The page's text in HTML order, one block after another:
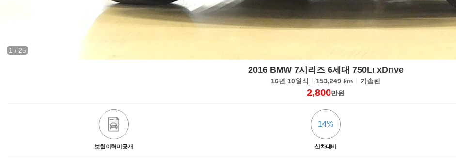
1 / 25
2016 BMW 7시리즈 6세대 750Li xDrive
16년 10월식 153,249 km 가솔린
2,800만원
보험이력미공개 신차대비
14%